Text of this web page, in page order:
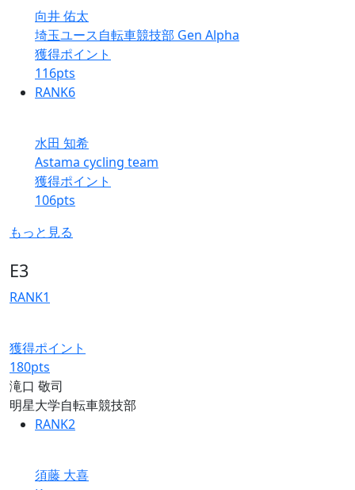
向井 佑太
埼玉ユース自転車競技部 Gen Alpha
獲得ポイント
116pts
RANK6
水田 知希
Astama cycling team
獲得ポイント
106pts
もっと見る
E3
RANK1
獲得ポイント
180pts
滝口 敬司
明星大学自転車競技部
RANK2
須藤 大喜